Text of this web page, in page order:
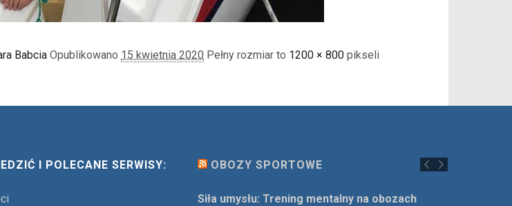
Babcia Opublikowano 15 kwietnia 2020 Pełny rozmiar to 1200 × 800 pikseli
I POLECANE SERWISY: OBOZY SPORTOWE
Siła umysłu: Trening mentalny na obozach